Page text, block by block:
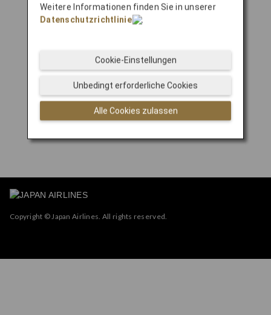
Copyright © Japan Airlines. All rights reserved.
Weitere Informationen finden Sie in unserer
Datenschutzrichtlinie
.
Alle Cookies zulassen
Unbedingt erforderliche Cookies
Cookie-Einstellungen